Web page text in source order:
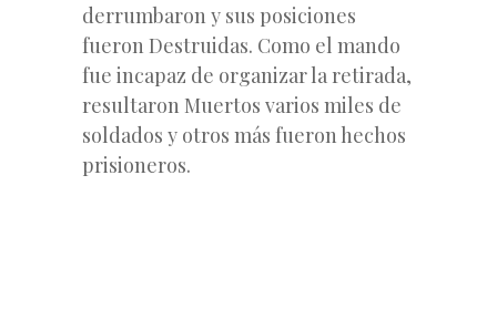
derrumbaron y sus posiciones
fueron Destruidas. Como el mando
fue incapaz de organizar la retirada,
resultaron Muertos varios miles de
soldados y otros más fueron hechos
prisioneros.